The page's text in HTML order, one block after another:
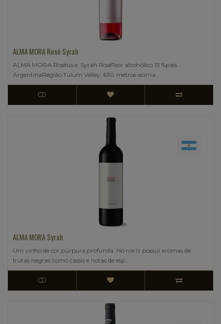
ALMA MORA Rosé Syrah
ALMA MORA Roséuva: Syrah RoséTeor alcohólico 13 %país
ArgentinaRegião Tulum Valley, 630 metros acima..
ALMA MORA Syrah
Um vinho de cor púrpura profunda. No nariz possui aromas de
frutas negras como cassis e notas de esp..